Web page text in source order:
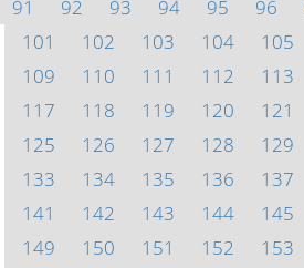
91
92 93 94 95 96
101
102 103 104 105
109
110 111 112 113
117
118 119 120 121
125
126 127 128 129
133
134 135 136 137
141
142 143 144 145
149
150 151 152 153